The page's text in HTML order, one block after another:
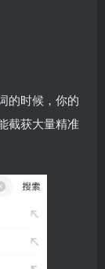
的时候，你的
截获大量精准